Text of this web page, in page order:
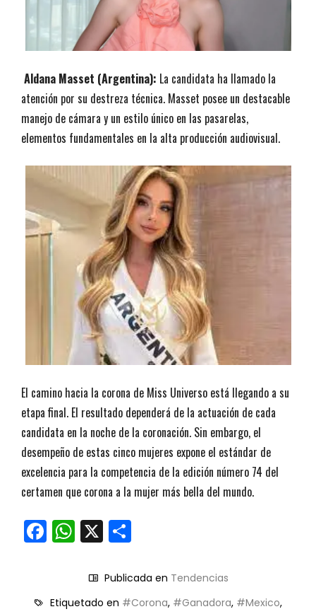
Aldana Masset (Argentina): La candidata ha llamado la
atención por su destreza técnica. Masset posee un destacable
manejo de cámara y un estilo único en las pasarelas,
elementos fundamentales en la alta producción audiovisual.
El camino hacia la corona de Miss Universo está llegando a su
etapa final. El resultado dependerá de la actuación de cada
candidata en la noche de la coronación. Sin embargo, el
desempeño de estas cinco mujeres expone el estándar de
excelencia para la competencia de la edición número 74 del
certamen que corona a la mujer más bella del mundo.
Facebook
WhatsApp
X
Publicada en Tendencias
Etiquetado en #Corona, #Ganadora, #Mexico,